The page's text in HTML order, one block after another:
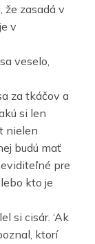
že zasadá v
v
veselo,
za tkáčov a
si len
nielen
budú mať
pre
kto je
si cisár. ‘Ak
ktorí